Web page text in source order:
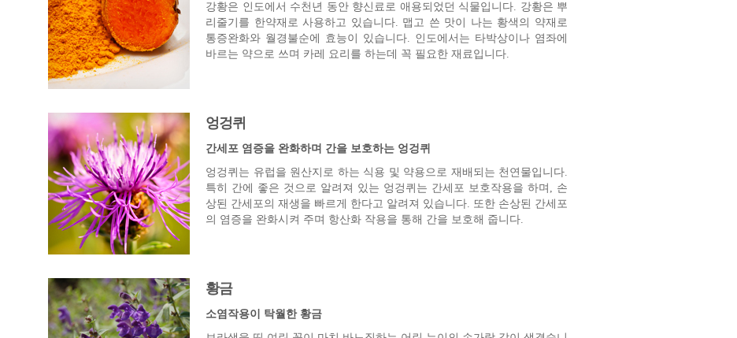
강황은 인도에서 수천년 동안 향신료로 애용되었던 식물입니다. 강황은 뿌
리줄기를 한약재로 사용하고 있습니다. 맵고 쓴 맛이 나는 황색의 약재로
통증완화와 월경불순에 효능이 있습니다. 인도에서는 타박상이나 염좌에
바르는 약으로 쓰며 카레 요리를 하는데 꼭 필요한 재료입니다.
엉겅퀴
간세포 염증을 완화하며 간을 보호하는 엉겅퀴
엉겅퀴는 유럽을 원산지로 하는 식용 및 약용으로 재배되는 천연물입니다.
특히 간에 좋은 것으로 알려져 있는 엉겅퀴는 간세포 보호작용을 하며, 손
상된 간세포의 재생을 빠르게 한다고 알려져 있습니다. 또한 손상된 간세포
의 염증을 완화시켜 주며 항산화 작용을 통해 간을 보호해 줍니다.
황금
소염작용이 탁월한 황금